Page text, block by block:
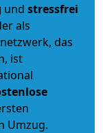
und stressfrei
als
das
ist
Umzug.